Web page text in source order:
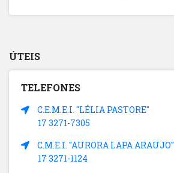
ÚTEIS
TELEFONES
C.E.M.E.I. "LÉLIA PASTORE"
17 3271-7305
C.M.E.I. "AURORA LAPA ARAUJO"
17 3271-1124